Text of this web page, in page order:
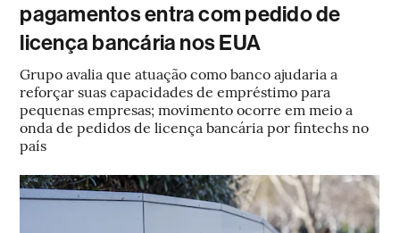
pagamentos entra com pedido de
licença bancária nos EUA
Grupo avalia que atuação como banco ajudaria a
reforçar suas capacidades de empréstimo para
pequenas empresas; movimento ocorre em meio a
onda de pedidos de licença bancária por fintechs no
país